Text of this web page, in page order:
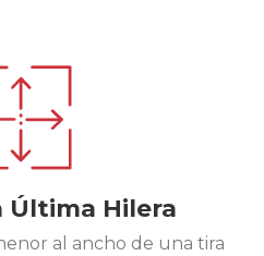
Última Hilera
al ancho de una tira